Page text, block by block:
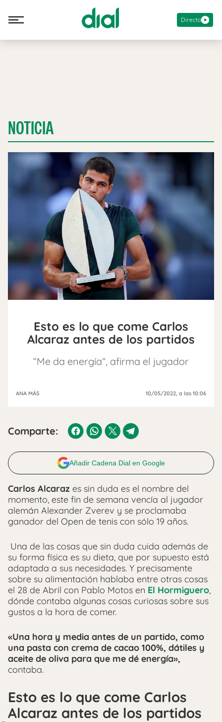
Directo
NOTICIA
Esto es lo que come Carlos
Alcaraz antes de los partidos
“Me da energía”, afirma el jugador
ANA MÁS 10/05/2022 , a las 10:06
Comparte:
Añadir Cadena Dial en Google
Carlos Alcaraz es sin duda es el nombre del
momento, este fin de semana vencía al jugador
alemán Alexander Zverev y se proclamaba
ganador del Open de tenis con sólo 19 años.
Una de las cosas que sin duda cuida además de
su forma física es su dieta, que por supuesto está
adaptada a sus necesidades. Y precisamente
sobre su alimentación hablaba entre otras cosas
el 28 de Abril con Pablo Motos en El Hormiguero,
dónde contaba algunas cosas curiosas sobre sus
gustos a la hora de comer.
«Una hora y media antes de un partido, como
una pasta con crema de cacao 100%, dátiles y
aceite de oliva para que me dé energía»,
contaba.
Esto es lo que come Carlos
Alcaraz antes de los partidos